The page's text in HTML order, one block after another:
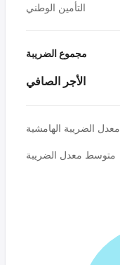
التأمين الوطني
مجموع الضريبة
الأجر الصافي
معدل الضريبة الهامشية
متوسط معدل الضريبة